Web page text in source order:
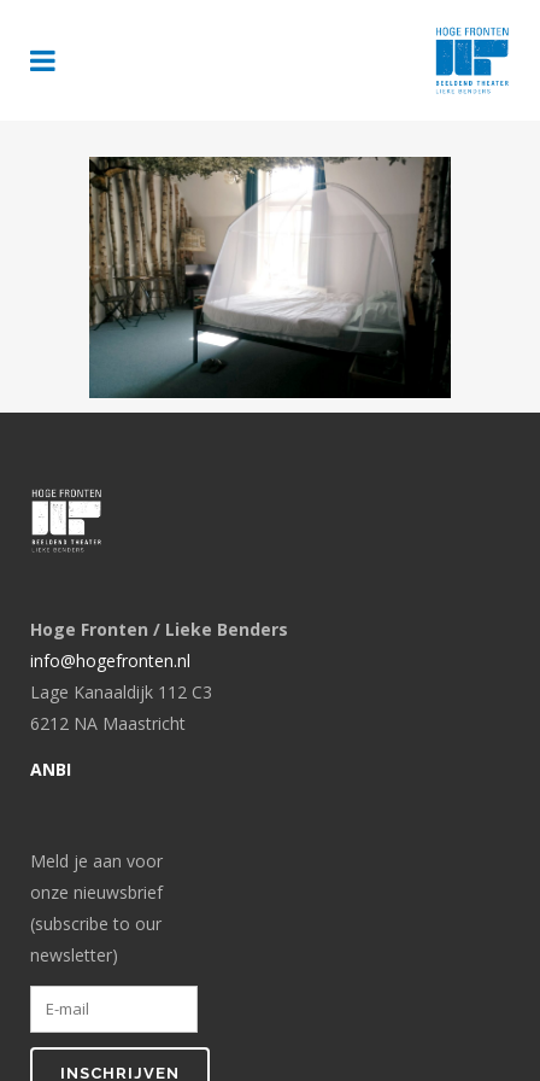
Hoge Fronten / Lieke Benders
info@hogefronten.nl
Lage Kanaaldijk 112 C3
6212 NA Maastricht
ANBI
Meld je aan voor
onze nieuwsbrief
(subscribe to our
newsletter)